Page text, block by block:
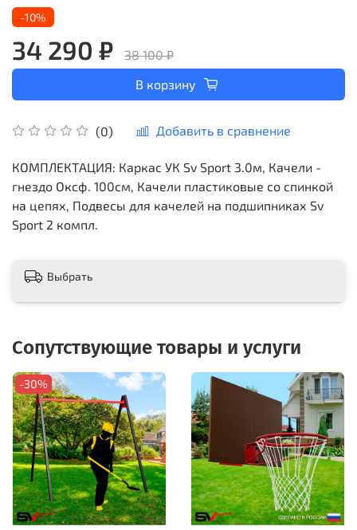
(0) Добавить в сравнение
-10%
34 290 ₽
38 100 ₽
В корзину
КОМПЛЕКТАЦИЯ: Каркас УК Sv Sport 3.0м, Качели -
гнездо Оксф. 100см, Качели пластиковые со спинкой
на цепях, Подвесы для качелей на подшипниках Sv
Sport 2 компл.
Выбрать
Сопутствующие товары и услуги
-30%